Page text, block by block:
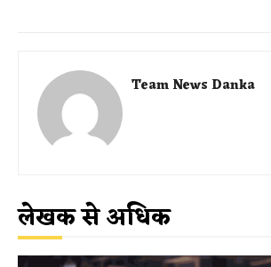
Team News Danka
लेखक से अधिक